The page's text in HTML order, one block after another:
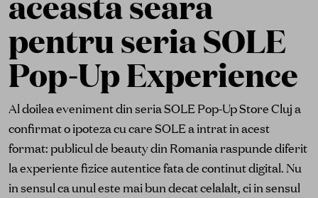
pentru seria SOLE
Pop-Up Experience
Al doilea eveniment din seria SOLE Pop-Up Store Cluj a
confirmat o ipoteza cu care SOLE a intrat in acest
format: publicul de beauty din Romania raspunde diferit
la experiente fizice autentice fata de continut digital. Nu
in sensul ca unul este mai bun decat celalalt, ci in sensul